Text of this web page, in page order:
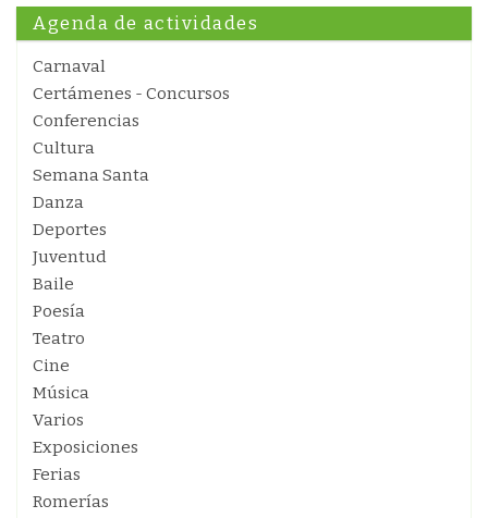
Agenda de actividades
Carnaval
Certámenes - Concursos
Conferencias
Cultura
Semana Santa
Danza
Deportes
Juventud
Baile
Poesía
Teatro
Cine
Música
Varios
Exposiciones
Ferias
Romerías